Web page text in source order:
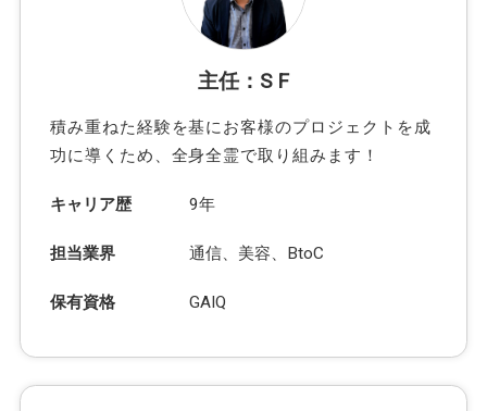
主任：S F
積み重ねた経験を基にお客様のプロジェクトを成
功に導くため、全身全霊で取り組みます！
キャリア歴 9年
担当業界 通信、美容、BtoC
保有資格 GAIQ